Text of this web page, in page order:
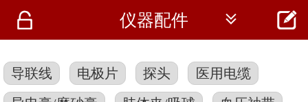
 首页
仪器
 仪器配件  
导联线 电极片 探头 医用电缆